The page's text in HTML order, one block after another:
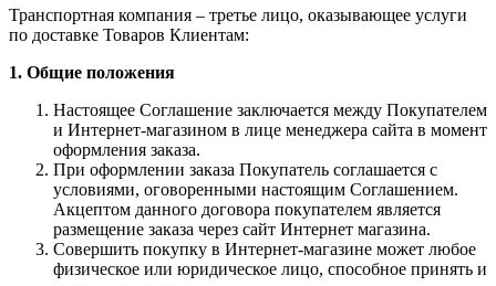
Транспортная компания – третье лицо, оказывающее услуги
по доставке Товаров Клиентам:
1. Общие положения
Настоящее Соглашение заключается между Покупателем
и Интернет-магазином в лице менеджера сайта в момент
оформления заказа.
При оформлении заказа Покупатель соглашается с
условиями, оговоренными настоящим Соглашением.
Акцептом данного договора покупателем является
размещение заказа через сайт Интернет магазина.
Совершить покупку в Интернет-магазине может любое
физическое или юридическое лицо, способное принять и